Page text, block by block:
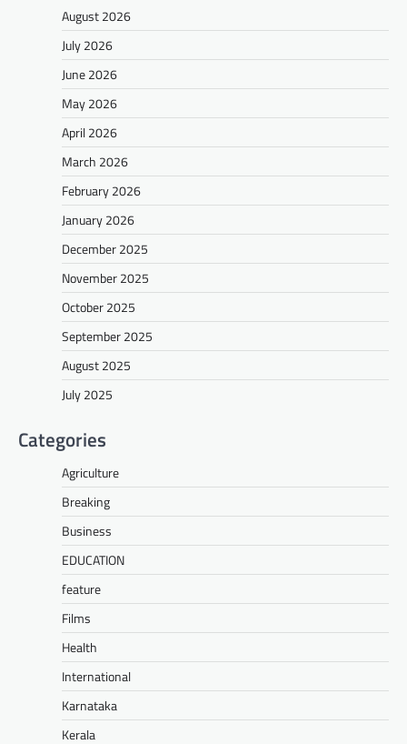
August 2026
July 2026
June 2026
May 2026
April 2026
March 2026
February 2026
January 2026
December 2025
November 2025
October 2025
September 2025
August 2025
July 2025
Categories
Agriculture
Breaking
Business
EDUCATION
feature
Films
Health
International
Karnataka
Kerala